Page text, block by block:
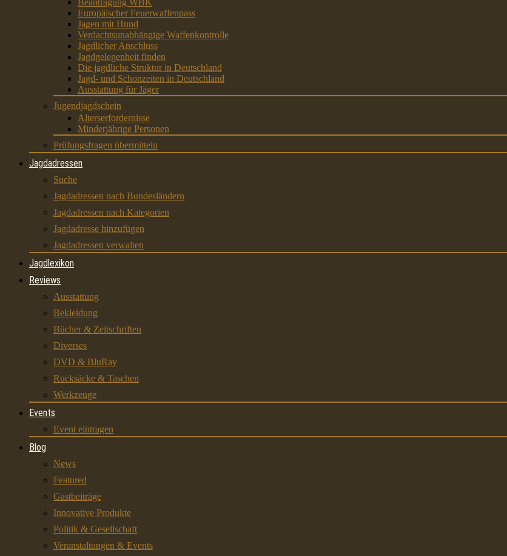
Beantragung WBK
Europäischer Feuerwaffenpass
Jagen mit Hund
Verdachtsunabhängige Waffenkontrolle
Jagdlicher Anschluss
Jagdgelegenheit finden
Die jagdliche Struktur in Deutschland
Jagd- und Schonzeiten in Deutschland
Ausstattung für Jäger
Jugendjagdschein
Alterserfordernisse
Minderjährige Personen
Prüfungsfragen übermitteln
Jagdadressen
Suche
Jagdadressen nach Bundesländern
Jagdadressen nach Kategorien
Jagdadresse hinzufügen
Jagdadressen verwalten
Jagdlexikon
Reviews
Ausstattung
Bekleidung
Bücher & Zeitschriften
Diverses
DVD & BluRay
Rucksäcke & Taschen
Werkzeuge
Events
Event eintragen
Blog
News
Featured
Gastbeiträge
Innovative Produkte
Politik & Gesellschaft
Veranstaltungen & Events